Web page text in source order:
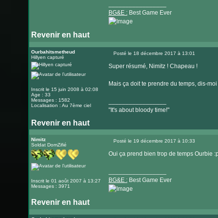
BG&E :Best Game Ever
Revenir en haut
le
internet
Ourbahitsmetheud
Hillyen capturé
Inscrit le 15 juin 2008 à 02:08
Age : 33
Messages : 1582
Localisation : Au 7ème ciel
Posté le 18 décembre 2017 à 13:01
Super résumé, Nimitz ! Chapeau !
Mais ça doit te prendre du temps, dis-moi
"It's about bloody time!"
Revenir en haut
Visiter
le
internet
Nimitz
Soldat DomZifié
Inscrit le 01 août 2007 à 13:27
Messages : 3971
Posté le 19 décembre 2017 à 10:33
Oui ça prend bien trop de temps Ourbie
BG&E :Best Game Ever
Revenir en haut